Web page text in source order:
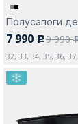
Полусапоги
7 990 c9 990
32, 33, 34, 35, 36,